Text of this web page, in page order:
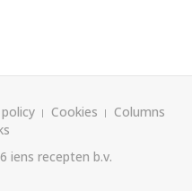
Cookies
Columns
iens recepten b.v.